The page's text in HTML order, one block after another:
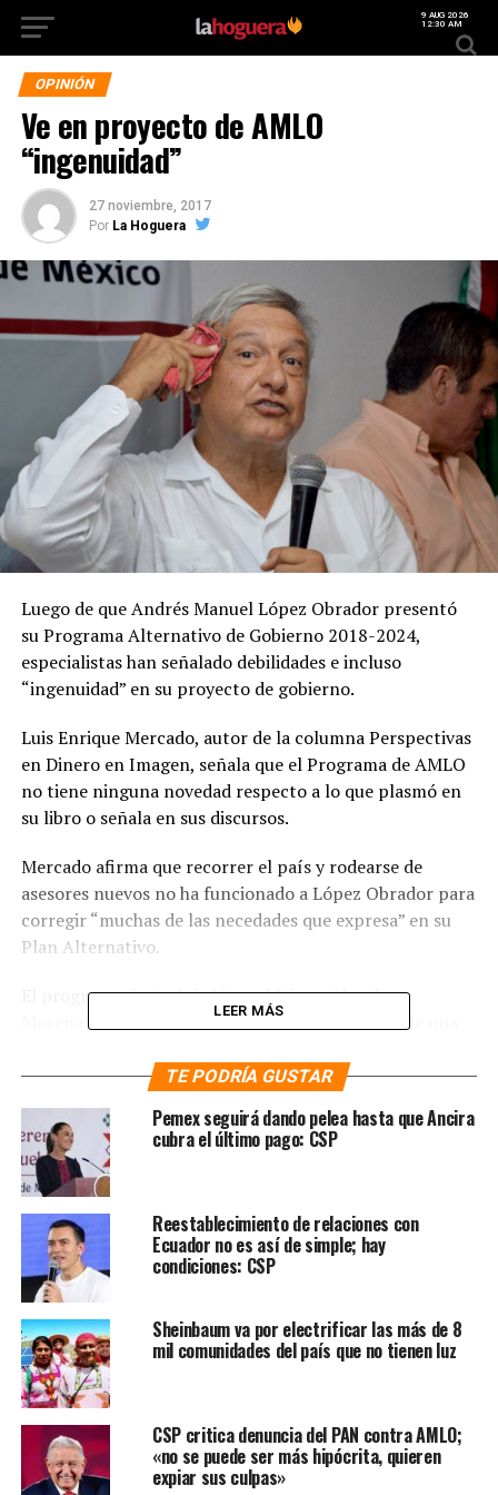
9 AUG 2026
12:30 AM
OPINIÓN
Ve en proyecto de AMLO
“ingenuidad”
27 noviembre, 2017
Por La Hoguera
Luego de que Andrés Manuel López Obrador presentó
su Programa Alternativo de Gobierno 2018-2024,
especialistas han señalado debilidades e incluso
“ingenuidad” en su proyecto de gobierno.
Luis Enrique Mercado, autor de la columna Perspectivas
en Dinero en Imagen, señala que el Programa de AMLO
no tiene ninguna novedad respecto a lo que plasmó en
su libro o señala en sus discursos.
Mercado afirma que recorrer el país y rodearse de
asesores nuevos no ha funcionado a López Obrador para
corregir “muchas de las necedades que expresa” en su
Plan Alternativo.
El programa de Andrés Manuel López Obrador y
Morena, rumbo a los comicios de 2018, se trata de una
“especie de paraíso terrenal”, así lo señala Luis Enrique
Mercado.
En dicho “paraíso terrenal” todo mundo es honesto,
respeta las leyes, la corrupción se erradica y la honradez
brilla en el país; habría democracia en México y las
relaciones exteriores serían una hermandad.
Todo lo anterior, señala Mercado, se trata de una
utopía.
Lo peor de las propuestas de AMLO, apunta, no es la
“visión paradisíaca” sino la quiebra económica a la que
estaría destino México en caso de aplicarse lo planteado
por el líder de Morena.
Cuestiona su propuesta en materia educativa, con la
LEER MÁS
TE PODRÍA GUSTAR
Pemex seguirá dando pelea hasta que Ancira
cubra el último pago: CSP
Reestablecimiento de relaciones con
Ecuador no es así de simple; hay
condiciones: CSP
Sheinbaum va por electrificar las más de 8
mil comunidades del país que no tienen luz
CSP critica denuncia del PAN contra AMLO;
«no se puede ser más hipócrita, quieren
expiar sus culpas»